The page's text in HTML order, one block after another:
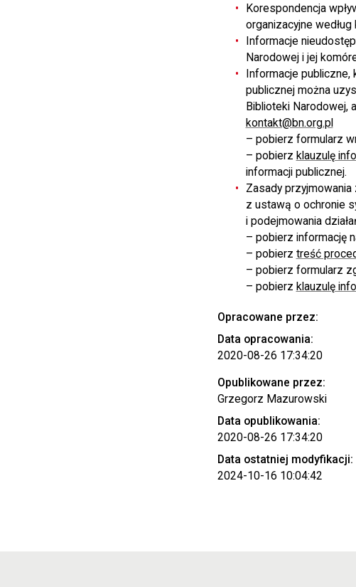
Korespondencja
organizacyjne
Informacje
Narodowej i jej
Informacje publiczne,
publicznej można
Biblioteki Narodowej,
kontakt@bn.org.pl
– pobierz formularz
– pobierz klauzulę
informacji publicznej.
Zasady
z ustawą o ochronie
i podejmowania
– pobierz informację
– pobierz treść
– pobierz formularz
– pobierz klauzulę
Opracowane przez:
Data opracowania:
2020-08-26 17:34:20
Opublikowane przez:
Grzegorz Mazurowski
Data opublikowania:
2020-08-26 17:34:20
Data ostatniej modyfikacji:
2024-10-16 10:04:42